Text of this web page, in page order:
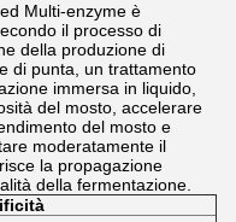
Multi-enzyme è
il processo di
della produzione di
di punta, un trattamento
immersa in liquido,
del mosto, accelerare
del mosto e
moderatamente il
la propagazione
della fermentazione.